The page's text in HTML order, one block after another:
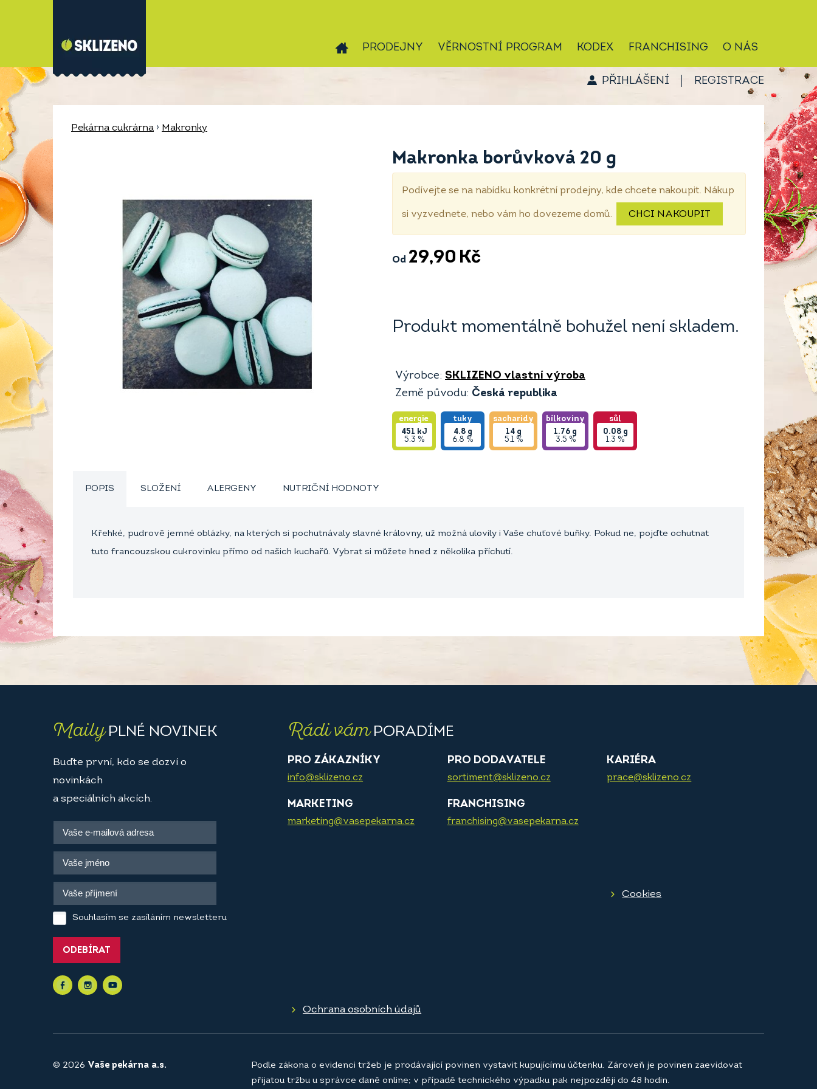
PRODEJNY VĚRNOSTNÍ PROGRAM KODEX FRANCHISING O NÁS
PŘIHLÁŠENÍ REGISTRACE
Pekárna cukrárna › Makronky
Makronka borůvková 20 g
Podívejte se na nabídku konkrétní prodejny, kde chcete nakoupit. Nákup
si vyzvednete, nebo vám ho dovezeme domů. CHCI NAKOUPIT
Od 29,90 Kč
Produkt momentálně bohužel není skladem.
Výrobce: SKLIZENO vlastní výroba
Země původu: Česká republika
energie
451 kJ
5.3 %
tuky
4.8 g
6.8 %
sacharidy
14 g
5.1 %
bílkoviny
1.76 g
3.5 %
sůl
0.08 g
1.3 %
POPIS SLOŽENÍ ALERGENY NUTRIČNÍ HODNOTY
Křehké, pudrově jemné oblázky, na kterých si pochutnávaly slavné královny, už možná ulovily i Vaše chuťové buňky. Pokud ne, pojďte ochutnat
tuto francouzskou cukrovinku přímo od našich kuchařů. Vybrat si můžete hned z několika příchutí.
MailyPLNÉ NOVINEK
Buďte první, kdo se dozví o
novinkách
a speciálních akcích.
Souhlasím se zasíláním newsletteru
ODEBÍRAT
Rádi vámPORADÍME
PRO ZÁKAZNÍKY
info@sklizeno.cz
PRO DODAVATELE
sortiment@sklizeno.cz
KARIÉRA
prace@sklizeno.cz
MARKETING
marketing@vasepekarna.cz
FRANCHISING
franchising@vasepekarna.cz
Cookies
Ochrana osobních údajů
© 2026 Vaše pekárna a.s.
Podle zákona o evidenci tržeb je prodávající povinen vystavit kupujícímu účtenku. Zároveň je povinen zaevidovat
přijatou tržbu u správce daně online; v případě technického výpadku pak nejpozději do 48 hodin.